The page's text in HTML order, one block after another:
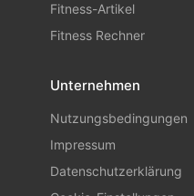
Fitness-Artikel
Fitness Rechner
Unternehmen
Nutzungsbedingungen
Impressum
Datenschutzerklärung